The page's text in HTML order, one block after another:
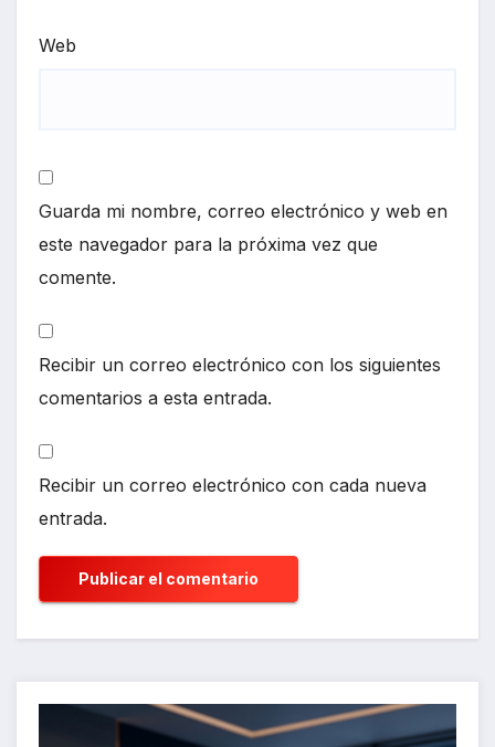
Web
Guarda mi nombre, correo electrónico y web en
este navegador para la próxima vez que
comente.
Recibir un correo electrónico con los siguientes
comentarios a esta entrada.
Recibir un correo electrónico con cada nueva
entrada.